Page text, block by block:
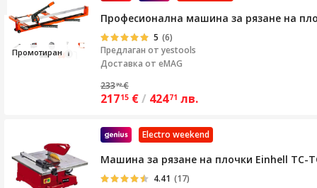
Промотиран
Професионална машина за рязане на
5 (6)
Предлаган от yestools
Доставка от eMAG
23372 €
21715 €/ 42471 лв.
Electro weekend
Машина за рязане на плочки Einhell TC-
4.41 (17)